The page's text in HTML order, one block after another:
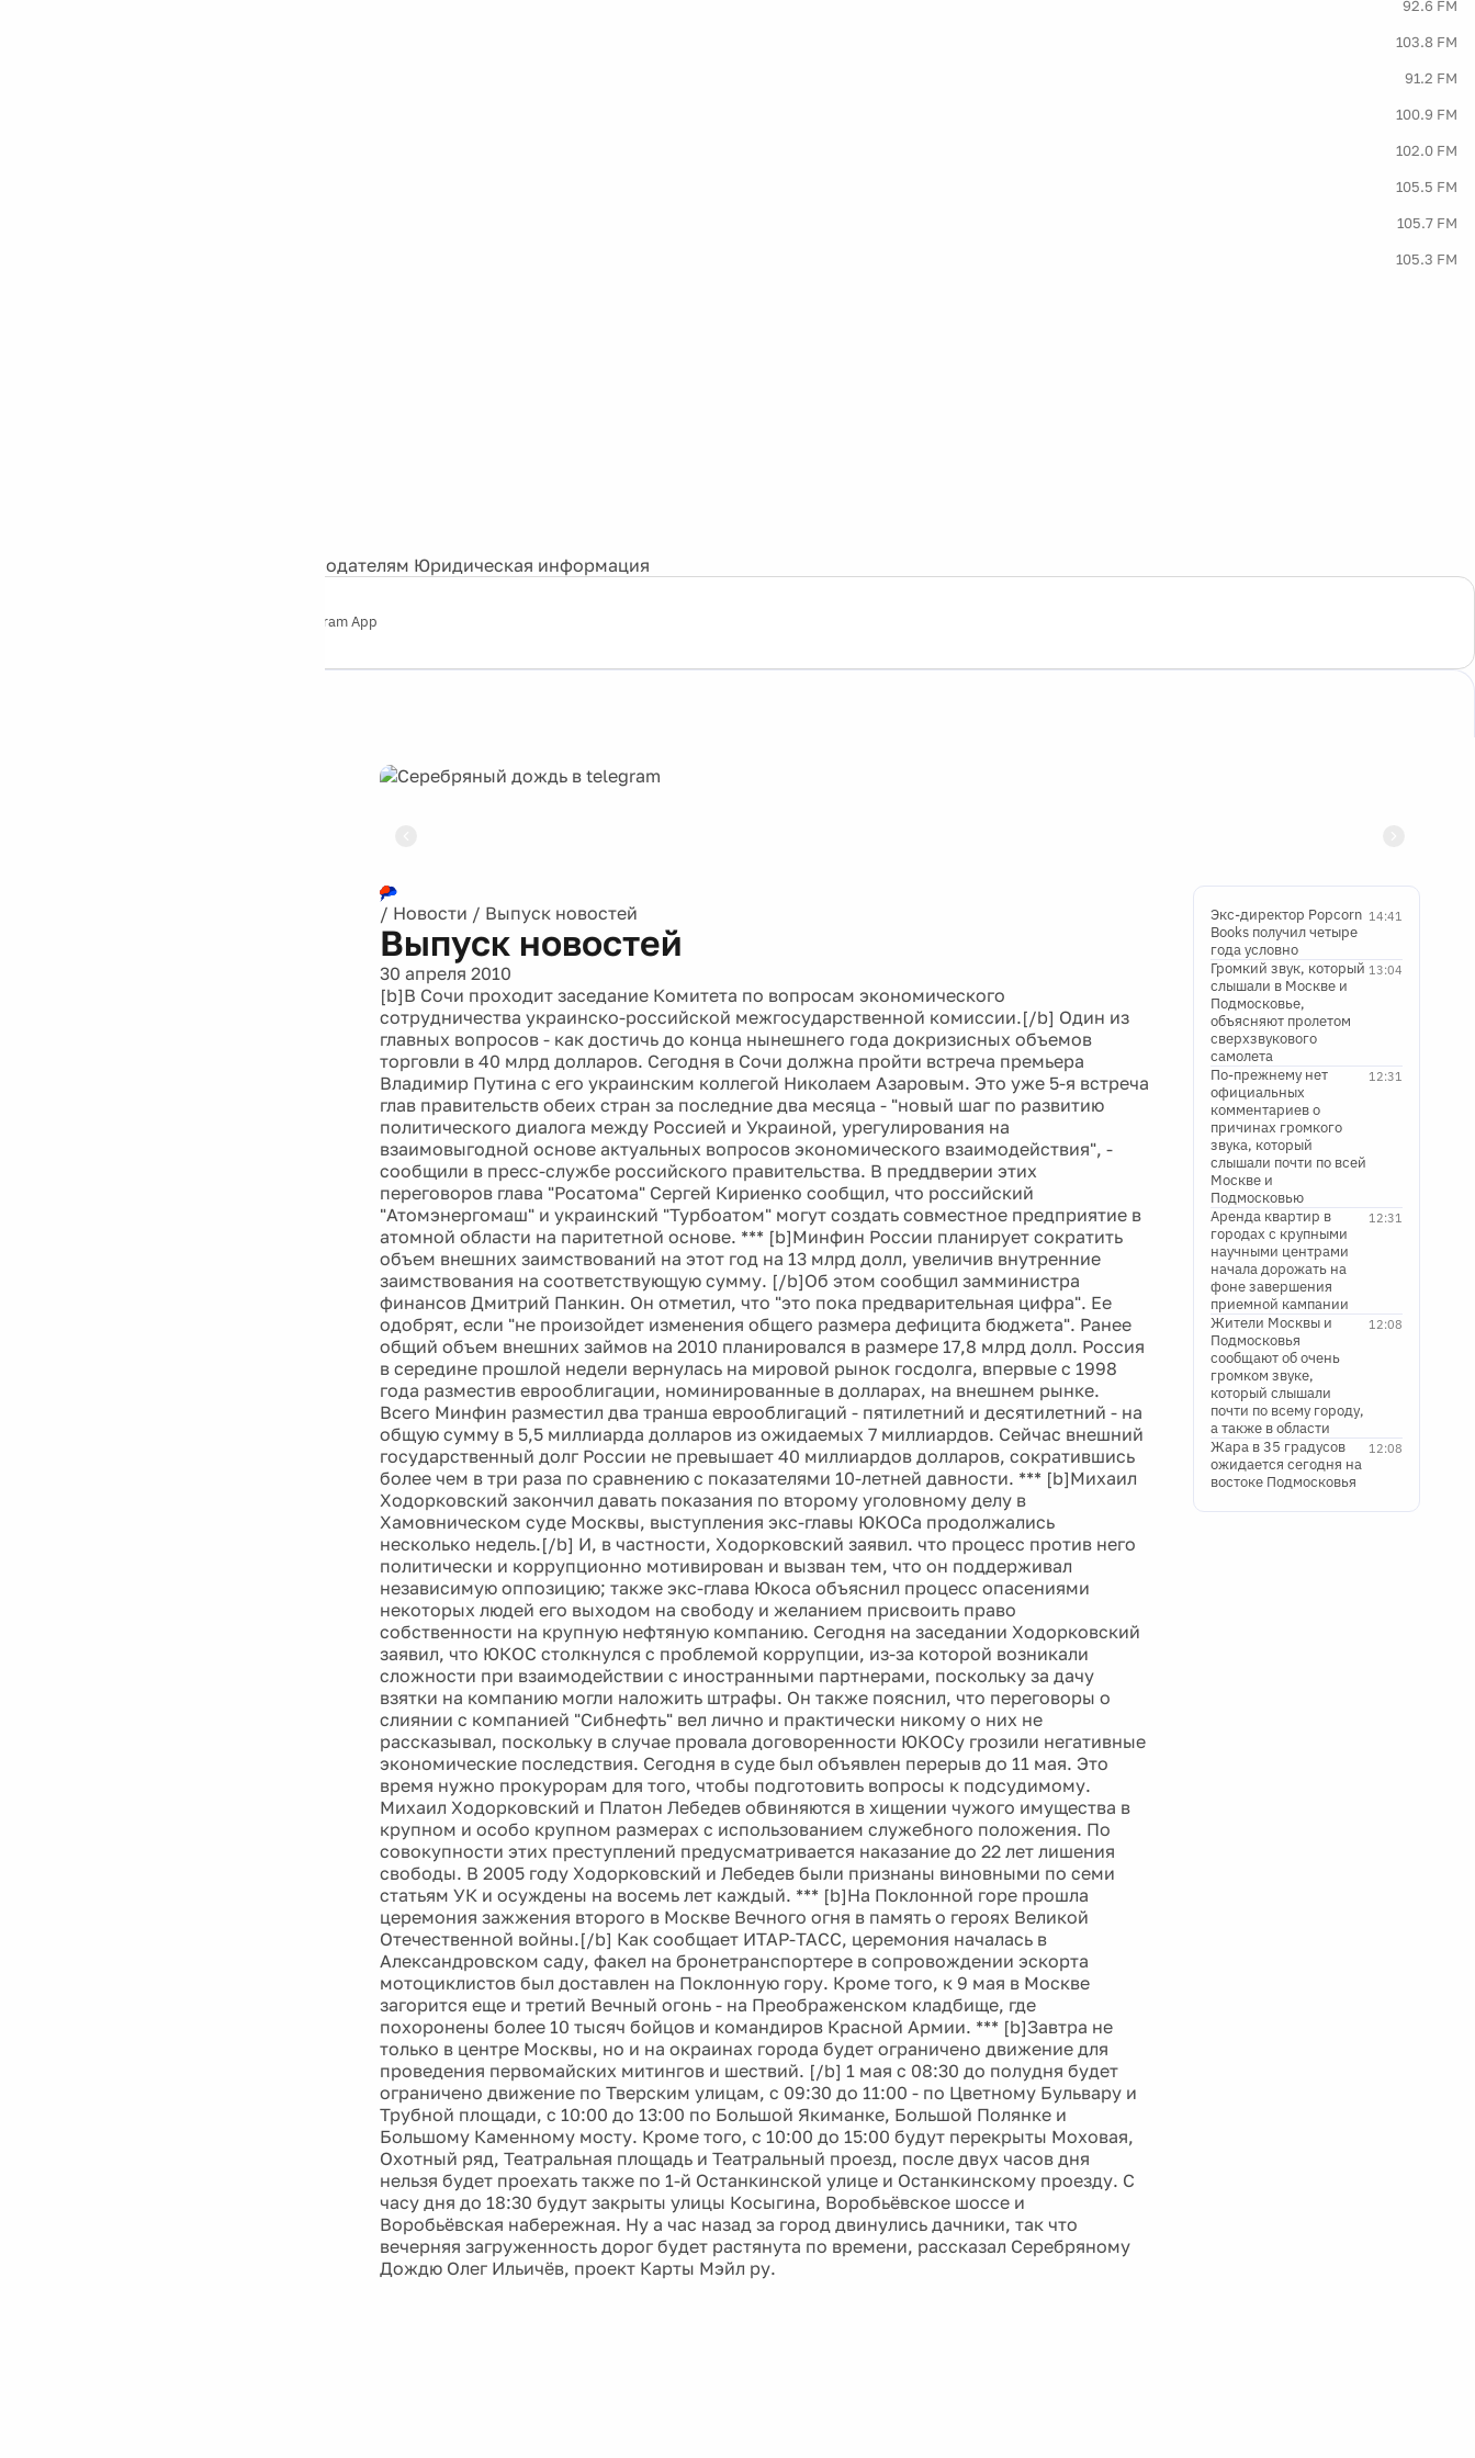
92.6 FM
103.8 FM
91.2 FM
100.9 FM
102.0 FM
105.5 FM
105.7 FM
105.3 FM
Рекламодателям Юридическая информация
Telegram App
/ Новости / Выпуск новостей
Выпуск новостей
30 апреля 2010
[b]В Сочи проходит заседание Комитета по вопросам экономического
сотрудничества украинско-российской межгосударственной комиссии.[/b] Один из
главных вопросов - как достичь до конца нынешнего года докризисных объемов
торговли в 40 млрд долларов. Сегодня в Сочи должна пройти встреча премьера
Владимир Путина с его украинским коллегой Николаем Азаровым. Это уже 5-я встреча
глав правительств обеих стран за последние два месяца - "новый шаг по развитию
политического диалога между Россией и Украиной, урегулирования на
взаимовыгодной основе актуальных вопросов экономического взаимодействия", -
сообщили в пресс-службе российского правительства. В преддверии этих
переговоров глава "Росатома" Сергей Кириенко сообщил, что российский
"Атомэнергомаш" и украинский "Турбоатом" могут создать совместное предприятие в
атомной области на паритетной основе. *** [b]Минфин России планирует сократить
объем внешних заимствований на этот год на 13 млрд долл, увеличив внутренние
заимствования на соответствующую сумму. [/b]Об этом сообщил замминистра
финансов Дмитрий Панкин. Он отметил, что "это пока предварительная цифра". Ее
одобрят, если "не произойдет изменения общего размера дефицита бюджета". Ранее
общий объем внешних займов на 2010 планировался в размере 17,8 млрд долл. Россия
в середине прошлой недели вернулась на мировой рынок госдолга, впервые с 1998
года разместив еврооблигации, номинированные в долларах, на внешнем рынке.
Всего Минфин разместил два транша еврооблигаций - пятилетний и десятилетний - на
общую сумму в 5,5 миллиарда долларов из ожидаемых 7 миллиардов. Сейчас внешний
государственный долг России не превышает 40 миллиардов долларов, сократившись
более чем в три раза по сравнению с показателями 10-летней давности. *** [b]Михаил
Ходорковский закончил давать показания по второму уголовному делу в
Хамовническом суде Москвы, выступления экс-главы ЮКОСа продолжались
несколько недель.[/b] И, в частности, Ходорковский заявил. что процесс против него
политически и коррупционно мотивирован и вызван тем, что он поддерживал
независимую оппозицию; также экс-глава Юкоса объяснил процесс опасениями
некоторых людей его выходом на свободу и желанием присвоить право
собственности на крупную нефтяную компанию. Сегодня на заседании Ходорковский
заявил, что ЮКОС столкнулся с проблемой коррупции, из-за которой возникали
сложности при взаимодействии с иностранными партнерами, поскольку за дачу
взятки на компанию могли наложить штрафы. Он также пояснил, что переговоры о
слиянии с компанией "Сибнефть" вел лично и практически никому о них не
рассказывал, поскольку в случае провала договоренности ЮКОСу грозили негативные
экономические последствия. Сегодня в суде был объявлен перерыв до 11 мая. Это
время нужно прокурорам для того, чтобы подготовить вопросы к подсудимому.
Михаил Ходорковский и Платон Лебедев обвиняются в хищении чужого имущества в
крупном и особо крупном размерах с использованием служебного положения. По
совокупности этих преступлений предусматривается наказание до 22 лет лишения
свободы. В 2005 году Ходорковский и Лебедев были признаны виновными по семи
статьям УК и осуждены на восемь лет каждый. *** [b]На Поклонной горе прошла
церемония зажжения второго в Москве Вечного огня в память о героях Великой
Отечественной войны.[/b] Как сообщает ИТАР-ТАСС, церемония началась в
Александровском саду, факел на бронетранспортере в сопровождении эскорта
мотоциклистов был доставлен на Поклонную гору. Кроме того, к 9 мая в Москве
загорится еще и третий Вечный огонь - на Преображенском кладбище, где
похоронены более 10 тысяч бойцов и командиров Красной Армии. *** [b]Завтра не
только в центре Москвы, но и на окраинах города будет ограничено движение для
проведения первомайских митингов и шествий. [/b] 1 мая с 08:30 до полудня будет
ограничено движение по Тверским улицам, с 09:30 до 11:00 - по Цветному Бульвару и
Трубной площади, с 10:00 до 13:00 по Большой Якиманке, Большой Полянке и
Большому Каменному мосту. Кроме того, с 10:00 до 15:00 будут перекрыты Моховая,
Охотный ряд, Театральная площадь и Театральный проезд, после двух часов дня
нельзя будет проехать также по 1-й Останкинской улице и Останкинскому проезду. С
часу дня до 18:30 будут закрыты улицы Косыгина, Воробьёвское шоссе и
Воробьёвская набережная. Ну а час назад за город двинулись дачники, так что
вечерняя загруженность дорог будет растянута по времени, рассказал Серебряному
Дождю Олег Ильичёв, проект Карты Мэйл ру.
14:41
Экс-директор Popcorn
Books получил четыре
года условно
13:04
Громкий звук, который
слышали в Москве и
Подмосковье,
объясняют пролетом
сверхзвукового
самолета
12:31
По-прежнему нет
официальных
комментариев о
причинах громкого
звука, который
слышали почти по всей
Москве и
Подмосковью
12:31
Аренда квартир в
городах с крупными
научными центрами
начала дорожать на
фоне завершения
приемной кампании
12:08
Жители Москвы и
Подмосковья
сообщают об очень
громком звуке,
который слышали
почти по всему городу,
а также в области
12:08
Жара в 35 градусов
ожидается сегодня на
востоке Подмосковья